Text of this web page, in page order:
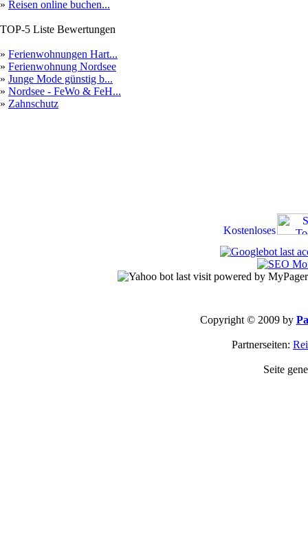
» Reisen online buchen...
TOP-5 Liste Bewertungen
» Ferienwohnungen Hart...
» Ferienwohnung Nordsee
» Junge Mode günstig b...
» Nordsee - FeWo & FeH...
» Zahnschutz
Copyright © 2009 by
Partnerseiten:
Seite